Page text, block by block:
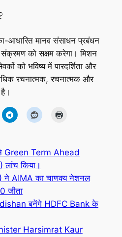
आधारित मानव संसाधन प्रबंधन
को सक्षम करेगा। मिशन
को भविष्य में पारदर्शिता और
रचनात्मक, रचनात्मक और
Green Term Ahead
किया।
ने AIMA का चाणक्य नेशनल
जीता
बनेंगे HDFC Bank के
Harsimrat Kaur